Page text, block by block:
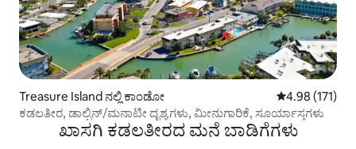
Treasure Island ನಲ್ಲಿ ಕಾಂಡೋ 5 ರಲ್ಲಿ 4.98
4.98 (171)
ಕಡಲತೀರ, ಡಾಲ್ಫಿನ್/ಮನಾಟೀ ದೃಶ್ಯಗಳು, ಮೀನುಗಾರಿಕೆ, ಸೂರ್ಯಾಸ್ತಗಳು
ಖಾಸಗಿ ಕಡಲತೀರದ ಮನೆ ಬಾಡಿಗೆಗಳು